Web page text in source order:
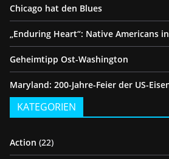
Chicago hat den Blues
„Enduring Heart“: Native Americans
Geheimtipp Ost-Washington
Maryland: 200-Jahre-Feier der US-
KATEGORIEN
Action (22)